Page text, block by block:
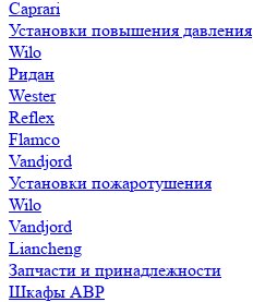
Caprari
Установки повышения давления
Wilo
Ридан
Wester
Reflex
Flamco
Vandjord
Установки пожаротушения
Wilo
Vandjord
Liancheng
Запчасти и принадлежности
Шкафы АВР